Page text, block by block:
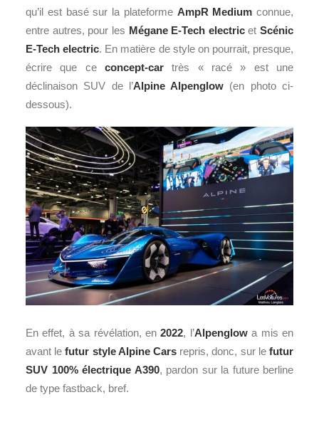
qu’il est basé sur la plateforme AmpR Medium connue,
entre autres, pour les Mégane E-Tech electricet Scénic
E-Tech electric. En matière de style on pourrait, presque,
écrire que ce concept-car très « racé » est une
déclinaison SUV de l’Alpine Alpenglow (en photo ci-
dessous).
En effet, à sa révélation, en2022, l’Alpenglowa mis en
avant lefutur style Alpine Cars repris, donc, sur lefutur
SUV 100% électrique A390, pardon sur la future berline
de type fastback, bref.